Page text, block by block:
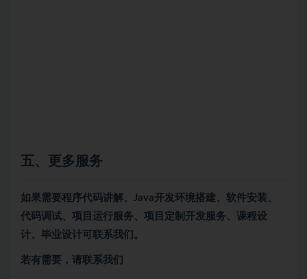
五、更多服务
如果需要程序代码讲解、Java开发环境搭建、软件安装、
代码调试、项目运行服务、项目定制开发服务、课程设
计、毕业设计可联系我们。
若有需要，请联系我们